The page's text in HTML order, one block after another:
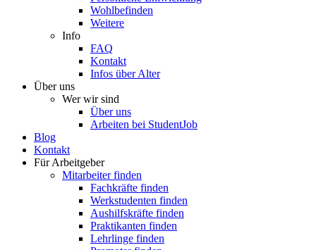
Wohlbefinden
Weitere
Info
FAQ
Kontakt
Infos über Alter
Über uns
Wer wir sind
Über uns
Arbeiten bei StudentJob
Blog
Kontakt
Für Arbeitgeber
Mitarbeiter finden
Fachkräfte finden
Werkstudenten finden
Aushilfskräfte finden
Praktikanten finden
Lehrlinge finden